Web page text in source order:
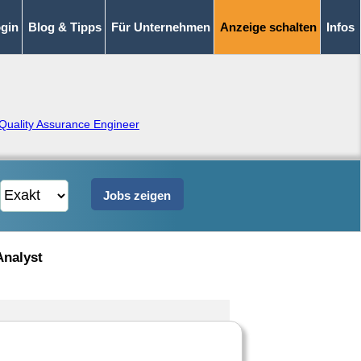
Blog & Tipps Für Unternehmen Anzeige schalten Infos
Assurance Engineer